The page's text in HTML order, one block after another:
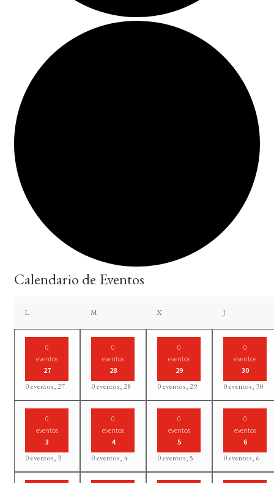
Calendario de Eventos
Llunes Mmartes Xmiércoles Jjueves
0
eventos
27
0 eventos,27
0
eventos
28
0 eventos,28
0
eventos
29
0 eventos,29
0
eventos
30
0 eventos, 30
0
eventos
3
0 eventos, 3
0
eventos
4
0 eventos, 4
0
eventos
5
0 eventos,5
0
eventos
6
0 eventos, 6